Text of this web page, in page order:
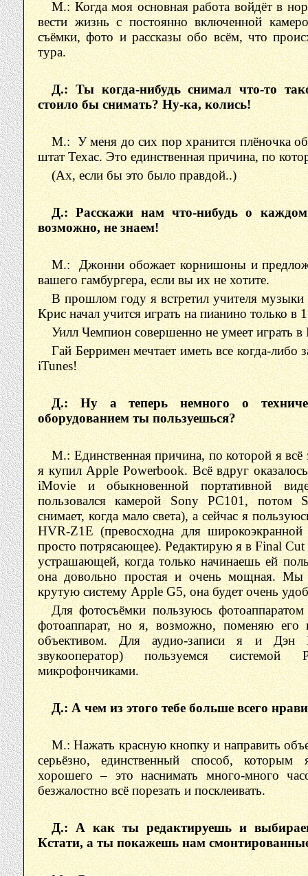
М.: Когда моя основная работа войдёт в
вести жизнь с постоянно включенной
съёмки, фото и рассказы обо всём, что
тура.
Д.: Ты когда-нибудь снимал что-то
стоило бы снимать? Ну-ка, колись!
М.: У меня до сих пор хранится плёночка
штат Техас. Это единственная причина, по
(Ах, если бы это было правдой..)
Д.: Расскажи нам что-нибудь о
возможно, не знаем!
М.: Джонни обожает корнишоны и
вашего гамбургера, если вы их не хотите.
В прошлом году я встретил учителя
Крис начал учится играть на пианино только в
Уилл Чемпион совершенно не умеет играть в
Гай Берримен мечтает иметь все когда-либо
iTunes!
Д.: Ну а теперь немного о
оборудованием ты пользуешься?
М.: Единственная причина, по которой я всё
я купил Apple Powerbook. Всё вдруг
iMovie и обыкновенной портативной
пользовался камерой Sony PC101, потом
снимает, когда мало света), а сейчас я
HVR-Z1E (превосходна для
просто потрясающее). Редактирую я в Final
устрашающей, когда только начинаешь ей
она довольно простая и очень мощная. Мы
крутую систему Apple G5, она будет очень
Для фотосъёмки пользуюсь
фотоаппарат, но я, возможно, поменяю
объективом. Для аудио-записи я и Дэн
звукооператор) пользуемся
микрофончиками.
Д.: А чем из этого тебе больше всего
М.: Нажать красную кнопку и направить
серьёзно, единственный способ,
хорошего – это наснимать много-много
безжалостно всё порезать и посклеивать.
Д.: А как ты редактируешь и
Кстати, а ты покажешь нам